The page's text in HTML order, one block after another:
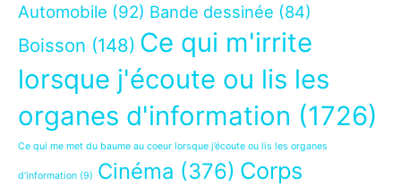
Automobile (92) Bande dessinée (84)
Boisson (148) Ce qui m'irrite
lorsque j'écoute ou lis les
organes d'information (1726)
Ce qui me met du baume au coeur lorsque j’écoute ou lis les organes
d’information (9) Cinéma (376) Corps